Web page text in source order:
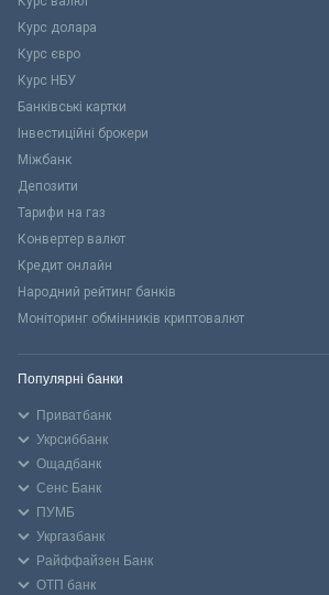
Курс долара
Курс євро
Курс НБУ
Банківські картки
Інвестиційні брокери
Міжбанк
Депозити
Тарифи на газ
Конвертер валют
Кредит онлайн
Народний рейтинг банків
Моніторинг обмінників криптовалют
Популярні банки
Приватбанк
Укрсиббанк
Ощадбанк
Сенс Банк
ПУМБ
Укргазбанк
Райффайзен Банк
ОТП банк